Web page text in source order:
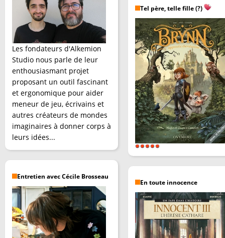
Les fondateurs d'Alkemion
Studio nous parle de leur
enthousiasmant projet
proposant un outil fascinant
et ergonomique pour aider
meneur de jeu, écrivains et
autres créateurs de mondes
imaginaires à donner corps à
leurs idées...
Entretien avec Cécile Brosseau
Tel père, telle fille (?)
En toute innocence